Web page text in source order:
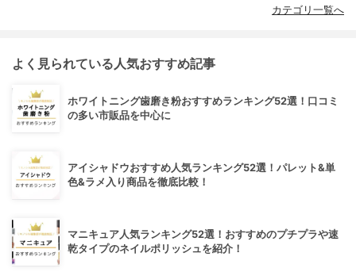
カテゴリ一覧へ
よく見られている人気おすすめ記事
ホワイトニング歯磨き粉おすすめランキング52選！口コミ
の多い市販品を中心に
アイシャドウおすすめ人気ランキング52選！パレット&単
色&ラメ入り商品を徹底比較！
マニキュア人気ランキング52選！おすすめのプチプラや速
乾タイプのネイルポリッシュを紹介！